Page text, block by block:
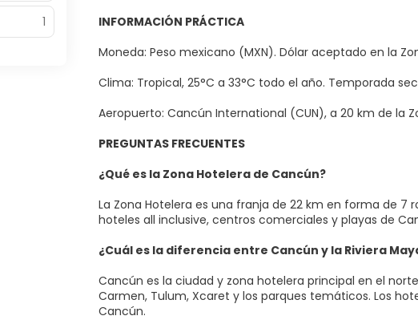
INFORMACIÓN PRÁCTICA
Moneda: Peso mexicano (MXN). Dólar aceptado en la
Clima: Tropical, 25°C a 33°C todo el año. Temporada
Aeropuerto: Cancún International (CUN), a 20 km de la
PREGUNTAS FRECUENTES
¿Qué es la Zona Hotelera de Cancún?
La Zona Hotelera es una franja de 22 km en forma de
hoteles all inclusive, centros comerciales y playas de
¿Cuál es la diferencia entre Cancún y la Riviera
Cancún es la ciudad y zona hotelera principal en el
Carmen, Tulum, Xcaret y los parques temáticos. Los
Cancún.
1